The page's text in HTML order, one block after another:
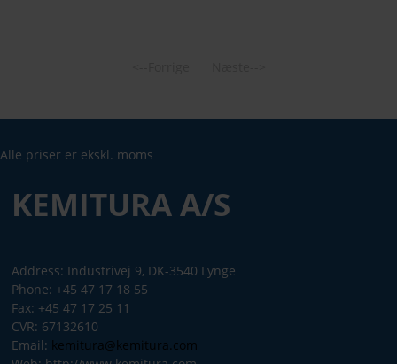
Alle priser er ekskl. moms
KEMITURA A/S
Address: Industrivej 9, DK-3540 Lynge
Phone: +45 47 17 18 55
Fax: +45 47 17 25 11
CVR: 67132610
Email: kemitura@kemitura.com